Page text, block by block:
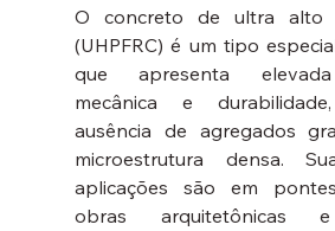
O concreto de ultra alto
(UHPFRC) é um tipo
que apresenta
mecânica e
ausência de agregados
microestrutura densa.
aplicações são em
obras arquitetônicas